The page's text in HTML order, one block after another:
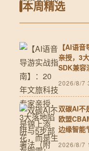
本周精选
【AI语
亲授，3
SDK兼容
2026/8/7
双碳AI不
欧盟
边缘智能
2026/8/7